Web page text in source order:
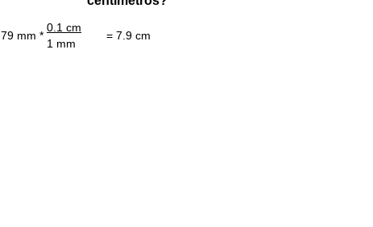
79 mm *
0.1 cm
= 7.9 cm
1 mm